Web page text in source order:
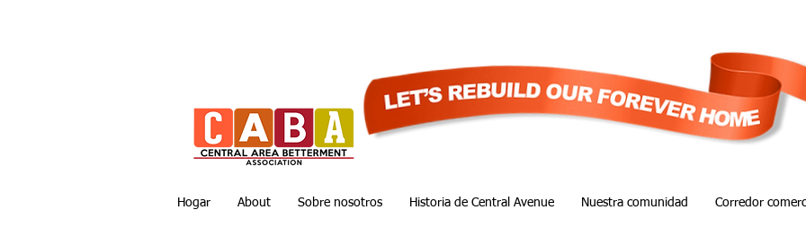
Hogar About Sobre nosotros Historia de Central Avenue Nuestra comunidad Corredor